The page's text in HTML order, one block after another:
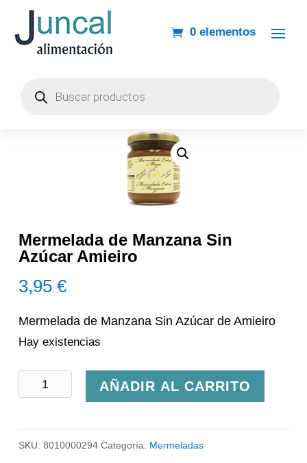
0 elementos
Mermelada de Manzana Sin
Azúcar Amieiro
3,95€
Mermelada de Manzana Sin Azúcar de Amieiro
Hay existencias
Mermelada
Manzana
Sin
AÑADIR AL CARRITO
SKU:8010000294 Categoría: Mermeladas